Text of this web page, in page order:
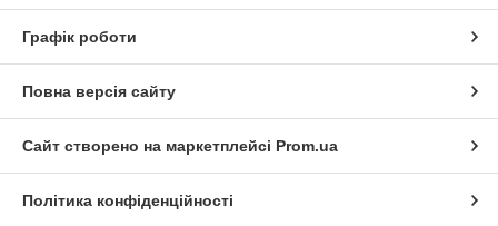
Графік роботи
Повна версія сайту
Сайт створено на маркетплейсі Prom.ua
Політика конфіденційності